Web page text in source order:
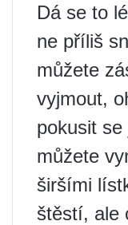
Dá se to
ne příliš
můžete
vyjmout,
pokusit
můžete
širšími
štěstí, ale